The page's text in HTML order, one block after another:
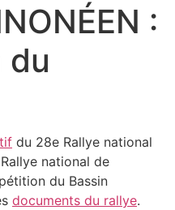
:
du
du 28e Rallye national
national de
du Bassin
documents du rallye.